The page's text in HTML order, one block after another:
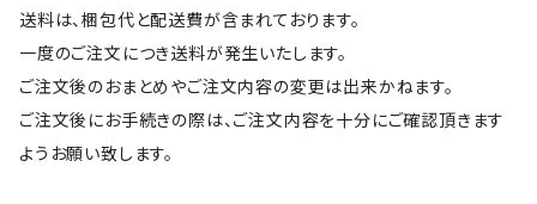
送料は、梱包代と配送費が含まれております。
一度のご注文につき送料が発生いたします。
ご注文後のおまとめやご注文内容の変更は出来かねます。
ご注文後にお手続きの際は、ご注文内容を十分にご確認頂きます
ようお願い致します。